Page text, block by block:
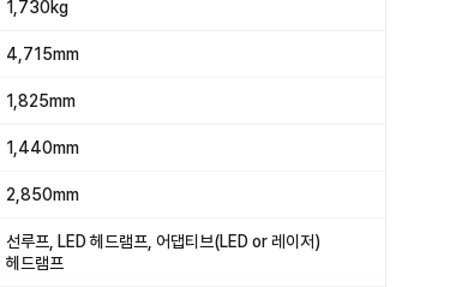
1,730kg
4,715mm
1,825mm
1,440mm
2,850mm
선루프, LED 헤드램프, 어댑티브(LED or 레이저)
헤드램프